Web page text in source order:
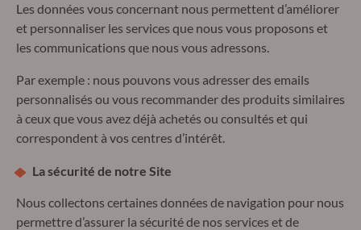
Les données vous concernant nous permettent d’améliorer
et personnaliser les services que nous vous proposons et
les communications que nous vous adressons.
Par exemple : nous pouvons vous adresser des emails
personnalisés ou vous recommander des produits similaires
à ceux que vous avez déjà achetés ou consultés et qui
correspondent à vos centres d’intérêt.
La sécurité de notre Site
Nous collectons certaines données de navigation pour nous
permettre d’assurer la sécurité de nos services et de